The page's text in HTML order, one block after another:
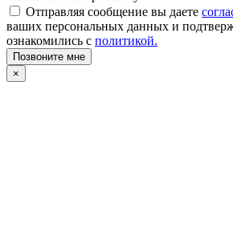
Отправляя сообщение вы даете
ваших персональных данных и
ознакомились с политикой.
Позвоните мне
×